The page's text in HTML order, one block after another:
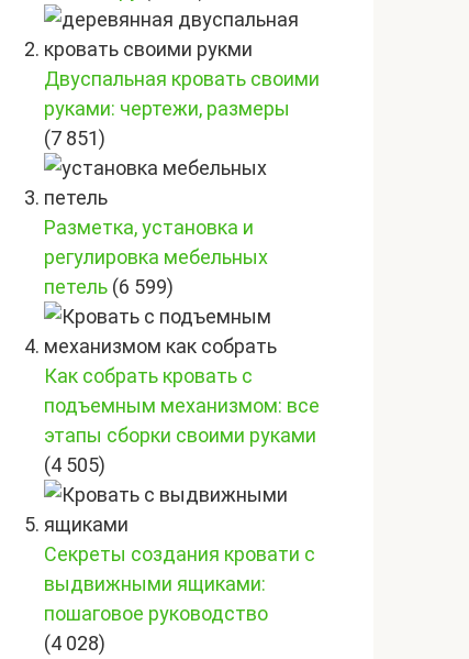
Двуспальная кровать своими
руками: чертежи, размеры
(7 851)
Разметка, установка и
регулировка мебельных
петель (6 599)
Как собрать кровать с
подъемным механизмом: все
этапы сборки своими руками
(4 505)
Секреты создания кровати с
выдвижными ящиками:
пошаговое руководство
(4 028)